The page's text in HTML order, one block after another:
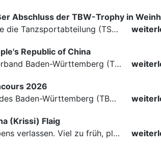
Abschluss der TBW-Trophy in
Am 18. und 19. Juli 2026 richtete die Tanzsportabteilung (TSA) der TSG 1862 Weinheim das Abschlussturnier der diesjährigen TBW-Trophy-Serie aus. Zum traditionellen Saisonfinale kamen rund 400 Starts über…
Republic of China
Die Paare aus dem Tanzsportverband Baden-Württemberg (TBW) haben beim hochklassig besetzten WDSF GrandSlam im chinesischen Nanjing wieder einmal auf internationalem Top-Niveau geglänzt. Das…
2026
Die Paare des Tanzsportverbandes Baden-Württemberg (TBW) glänzten auf dem internationalen Parkett des Vienna Dance Concourse 2026 im Wiener Rathaus mit hervorragenden Platzierungen Ergebnisse unter: …
(Krissi) Flaig
Ein Engel hat die Bühne des Lebens verlassen. Viel zu früh, plötzlich und für uns alle unfassbar, wurde unsere geliebte Kristina (Krissi) Flaig im Alter von 36 Jahren aus dem Leben gerissen. Das Tanzen…